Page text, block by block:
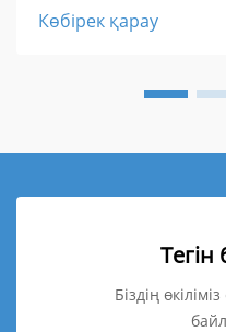
Көбірек қарау
Тегін
Біздің